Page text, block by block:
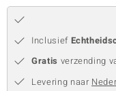
Inclusief
Gratis verzending
Levering naar